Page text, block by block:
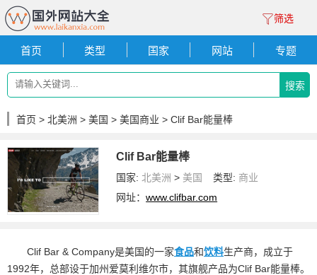
筛选
首页 类型 国家 网站 专题
搜索
首页 > 北美洲 > 美国 > 美国商业 > Clif Bar能量棒
Clif Bar能量棒
国家: 北美洲 > 美国 类型: 商业
网址：www.clifbar.com
Clif Bar & Company是美国的一家食品和饮料生产商，成立于
1992年，总部设于加州爱莫利维尔市，其旗舰产品为Clif Bar能量棒。